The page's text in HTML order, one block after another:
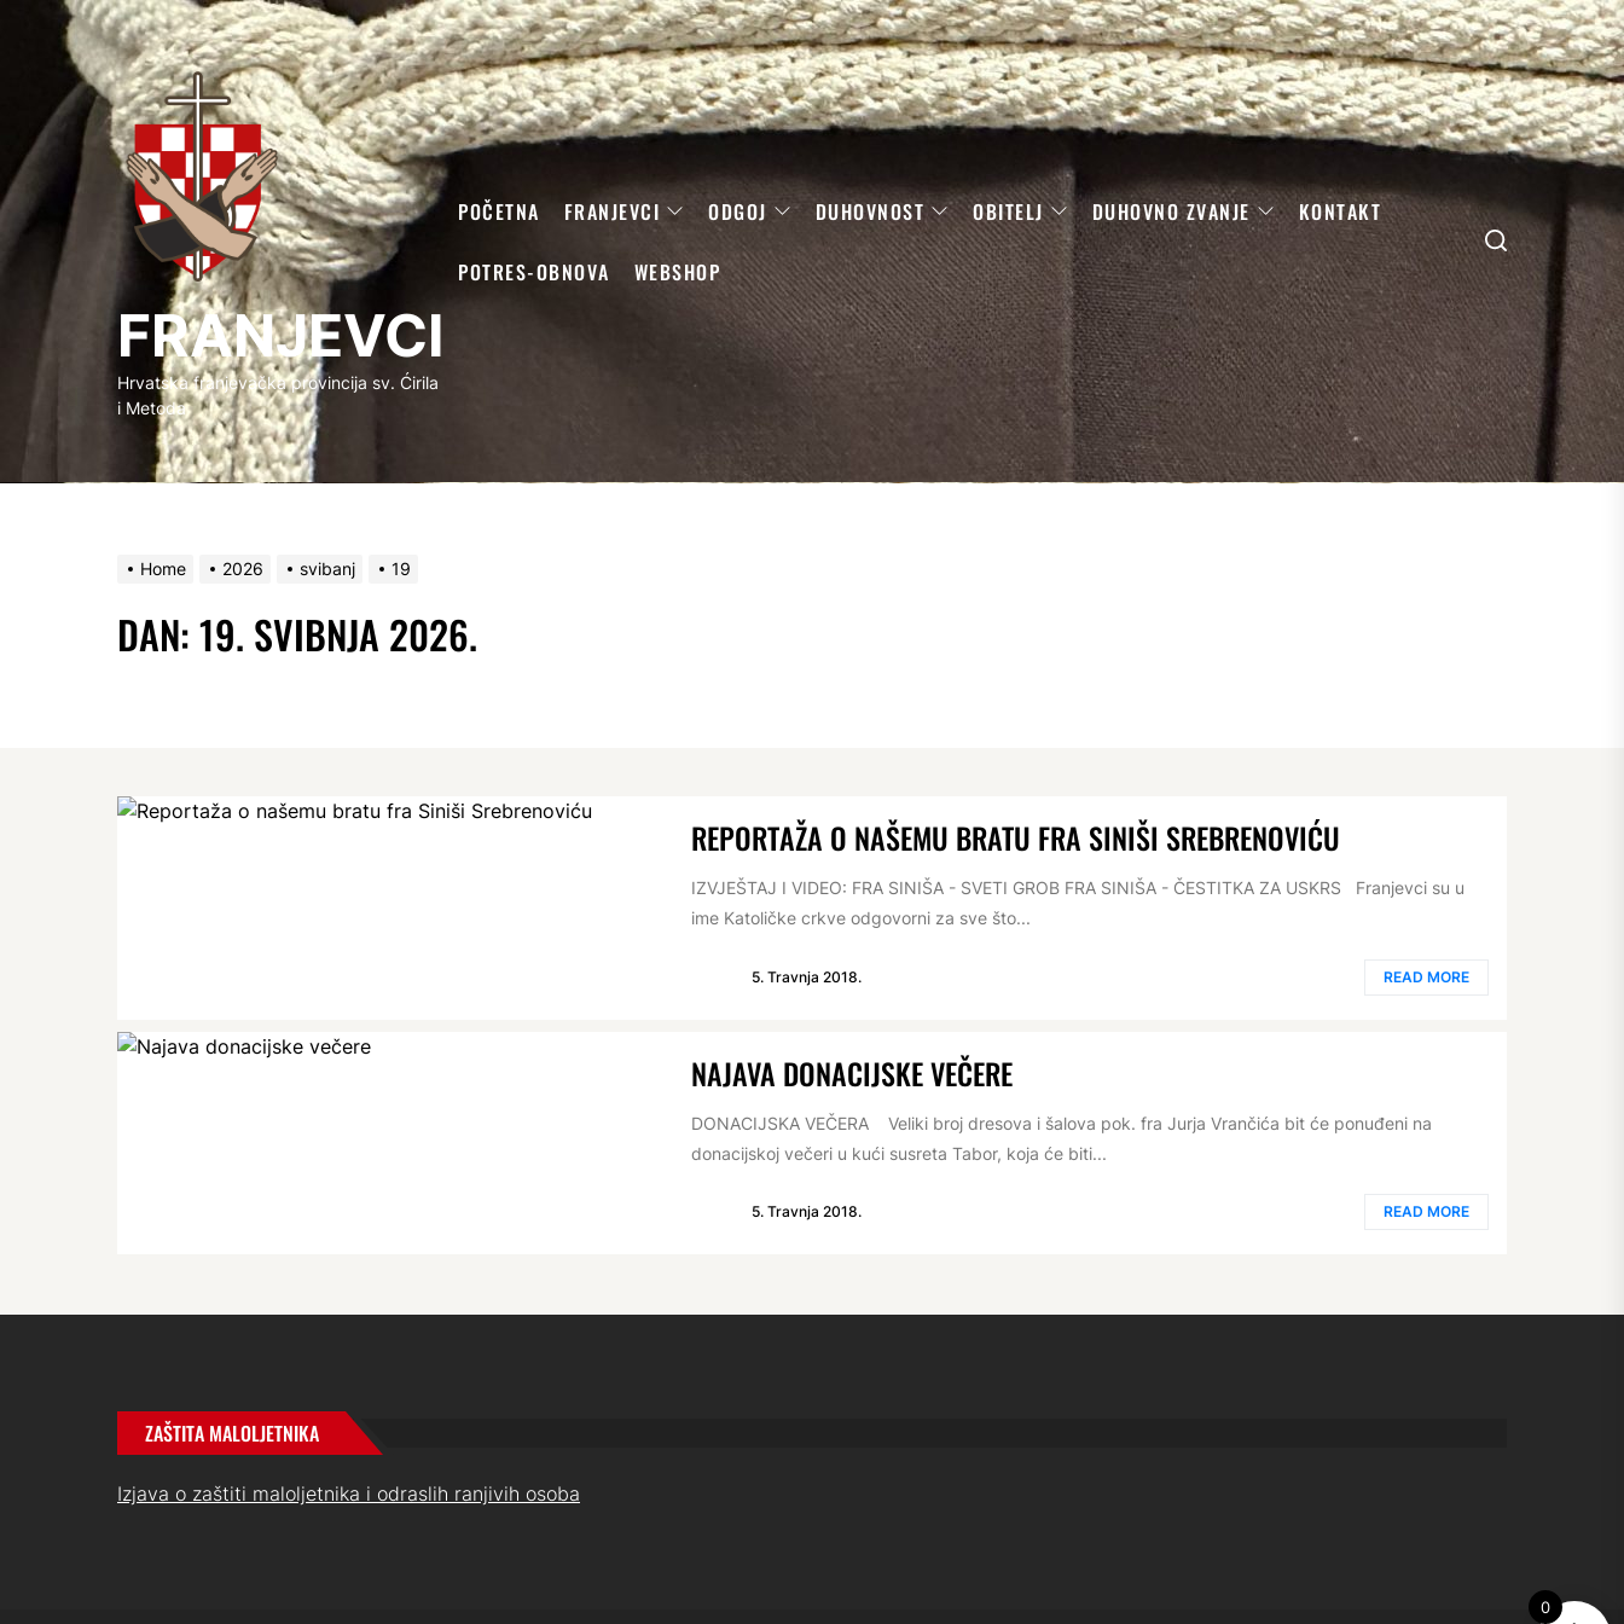
FRANJEVCI
FRANJEVCI
Hrvatska franjevačka provincija sv. Ćirila
i Metoda
POČETNA FRANJEVCI ODGOJ DUHOVNOST OBITELJ DUHOVNO ZVANJE KONTAKT
POTRES-OBNOVA WEBSHOP
Search
Home 2026 svibanj 19
DAN:19. SVIBNJA 2026.
REPORTAŽA O NAŠEMU BRATU FRA SINIŠI SREBRENOVIĆU
IZVJEŠTAJ I VIDEO: FRA SINIŠA - SVETI GROB FRA SINIŠA - ČESTITKA ZA USKRS Franjevci su u
ime Katoličke crkve odgovorni za sve što...
5. Travnja 2018. READ MORE
NAJAVA DONACIJSKE VEČERE
DONACIJSKA VEČERA Veliki broj dresova i šalova pok. fra Jurja Vrančića bit će ponuđeni na
donacijskoj večeri u kući susreta Tabor, koja će biti...
5. Travnja 2018. READ MORE
ZAŠTITA MALOLJETNIKA
Izjava o zaštiti maloljetnika i odraslih ranjivih osoba
0